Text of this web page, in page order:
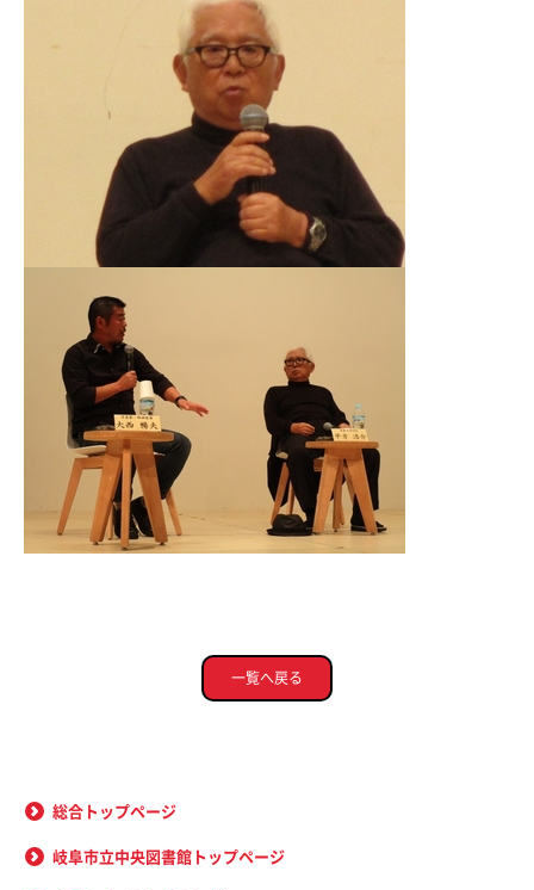
一覧へ戻る
総合トップページ
岐阜市立中央図書館トップページ